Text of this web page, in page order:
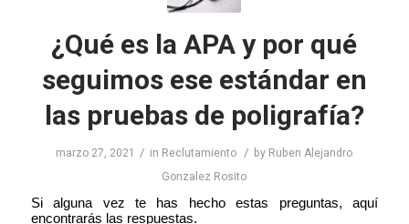
¿Qué es la APA y por qué
seguimos ese estándar en
las pruebas de poligrafía?
marzo 27, 2021 / in Reclutamiento / by Ruben Alejandro
Gonzalez Rosito
Si alguna vez te has hecho estas preguntas, aquí
encontrarás las respuestas.